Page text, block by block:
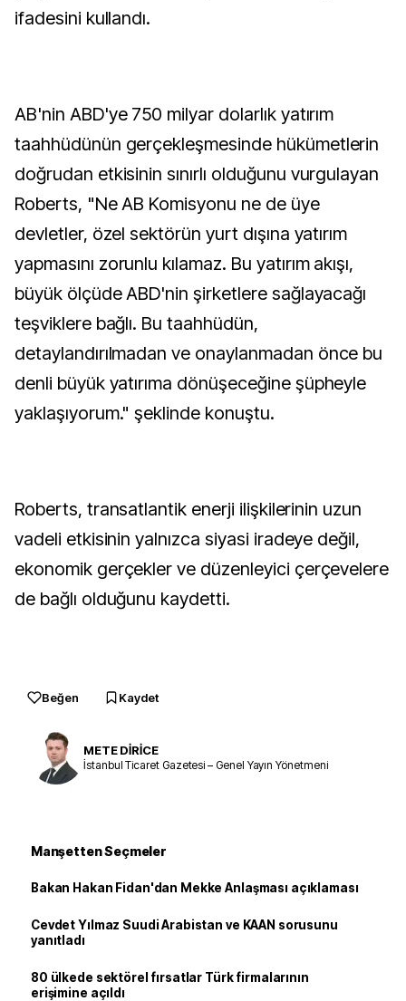
ifadesini kullandı.
AB'nin ABD'ye 750 milyar dolarlık yatırım
taahhüdünün gerçekleşmesinde hükümetlerin
doğrudan etkisinin sınırlı olduğunu vurgulayan
Roberts, "Ne AB Komisyonu ne de üye
devletler, özel sektörün yurt dışına yatırım
yapmasını zorunlu kılamaz. Bu yatırım akışı,
büyük ölçüde ABD'nin şirketlere sağlayacağı
teşviklere bağlı. Bu taahhüdün,
detaylandırılmadan ve onaylanmadan önce bu
denli büyük yatırıma dönüşeceğine şüpheyle
yaklaşıyorum." şeklinde konuştu.
Roberts, transatlantik enerji ilişkilerinin uzun
vadeli etkisinin yalnızca siyasi iradeye değil,
ekonomik gerçekler ve düzenleyici çerçevelere
de bağlı olduğunu kaydetti.
Beğen Kaydet
METE DİRİCE
İstanbul Ticaret Gazetesi – Genel Yayın Yönetmeni
Manşetten Seçmeler
Bakan Hakan Fidan'dan Mekke Anlaşması açıklaması
Cevdet Yılmaz Suudi Arabistan ve KAAN sorusunu
yanıtladı
80 ülkede sektörel fırsatlar Türk firmalarının
erişimine açıldı